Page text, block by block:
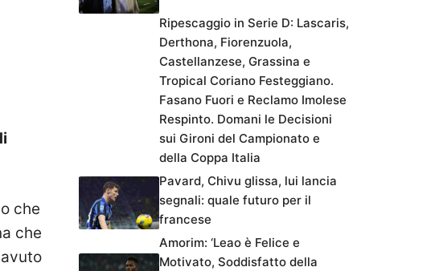
che
che
Ripescaggio in Serie D: Lascaris,
Derthona, Fiorenzuola,
Castellanzese, Grassina e
Tropical Coriano Festeggiano.
Fasano Fuori e Reclamo Imolese
Respinto. Domani le Decisioni
sui Gironi del Campionato e
della Coppa Italia
Pavard, Chivu glissa, lui lancia
segnali: quale futuro per il
francese
Amorim: ‘Leao è Felice e
Motivato, Soddisfatto della